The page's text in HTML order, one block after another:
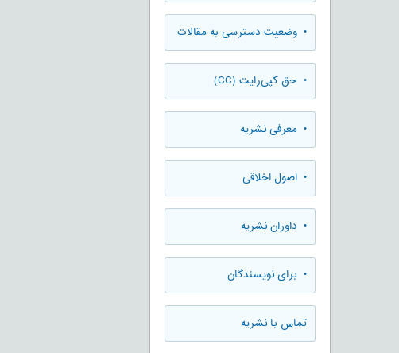
• وضعیت دسترسی به مقالات
• حق کپی‌رایت (CC)
• معرفی نشریه
• اصول اخلاقی
• داوران نشریه
• برای نویسندگان
تماس با نشریه